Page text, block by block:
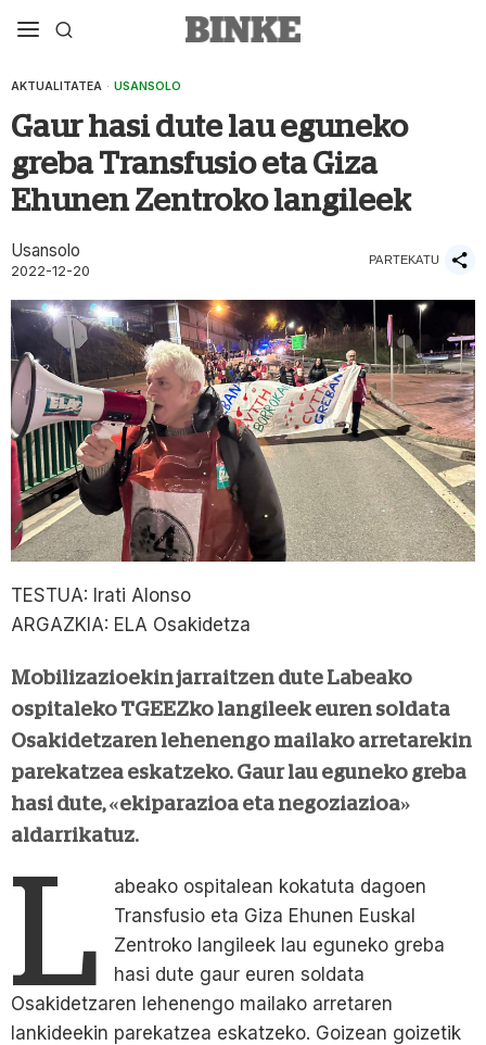
AKTUALITATEA · USANSOLO
Gaur hasi dute lau eguneko
greba Transfusio eta Giza
Ehunen Zentroko langileek
Usansolo
2022-12-20
PARTEKATU
TESTUA: Irati Alonso
ARGAZKIA: ELA Osakidetza
Mobilizazioekin jarraitzen dute Labeako
ospitaleko TGEEZko langileek euren soldata
Osakidetzaren lehenengo mailako arretarekin
parekatzea eskatzeko. Gaur lau eguneko greba
hasi dute, «ekiparazioa eta negoziazioa»
aldarrikatuz.
L
abeako ospitalean kokatuta dagoen
Transfusio eta Giza Ehunen Euskal
Zentroko langileek lau eguneko greba
hasi dute gaur euren soldata
Osakidetzaren lehenengo mailako arretaren
lankideekin parekatzea eskatzeko. Goizean goizetik